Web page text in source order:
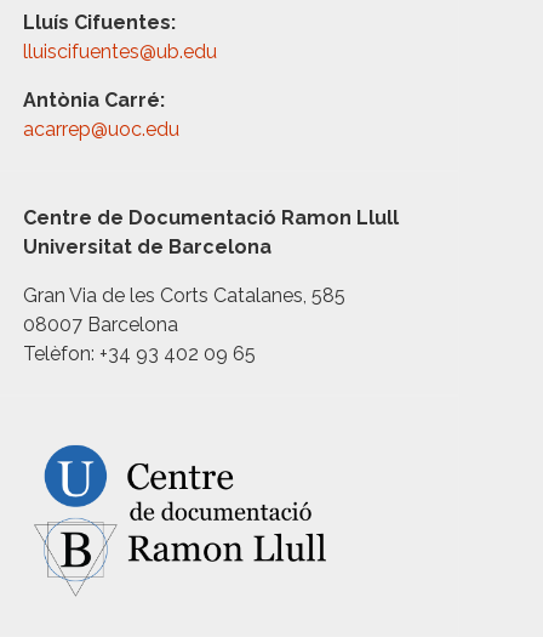
Lluís Cifuentes:
lluiscifuentes@ub.edu
Antònia Carré:
acarrep@uoc.edu
Centre de Documentació Ramon Llull
Universitat de Barcelona
Gran Via de les Corts Catalanes, 585
08007 Barcelona
Telèfon: +34 93 402 09 65